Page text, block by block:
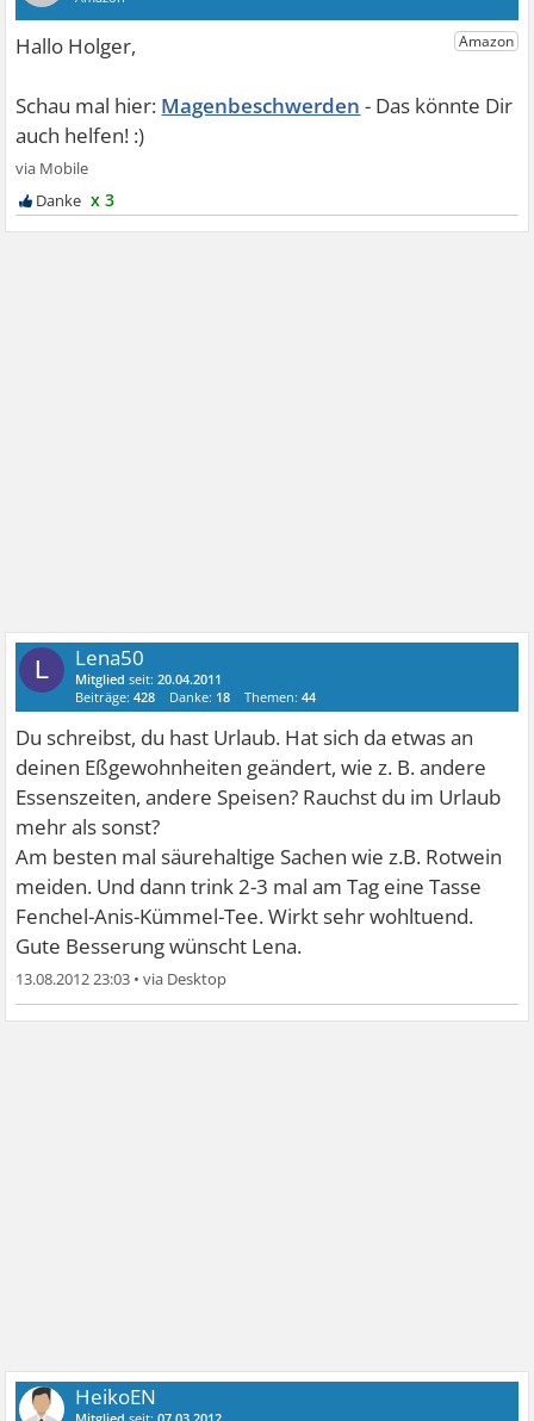
Magenbeschwerden
x 3
L Lena50
Mitglied seit:20.04.2011
Beiträge:428 Danke: 18 Themen:44
Du schreibst, du hast Urlaub. Hat sich da etwas an
deinen Eßgewohnheiten geändert, wie z. B. andere
Essenszeiten, andere Speisen? Rauchst du im Urlaub
mehr als sonst?
Am besten mal säurehaltige Sachen wie z.B. Rotwein
meiden. Und dann trink 2-3 mal am Tag eine Tasse
Fenchel-Anis-Kümmel-Tee. Wirkt sehr wohltuend.
Gute Besserung wünscht Lena.
13.08.2012 23:03 •
HeikoEN